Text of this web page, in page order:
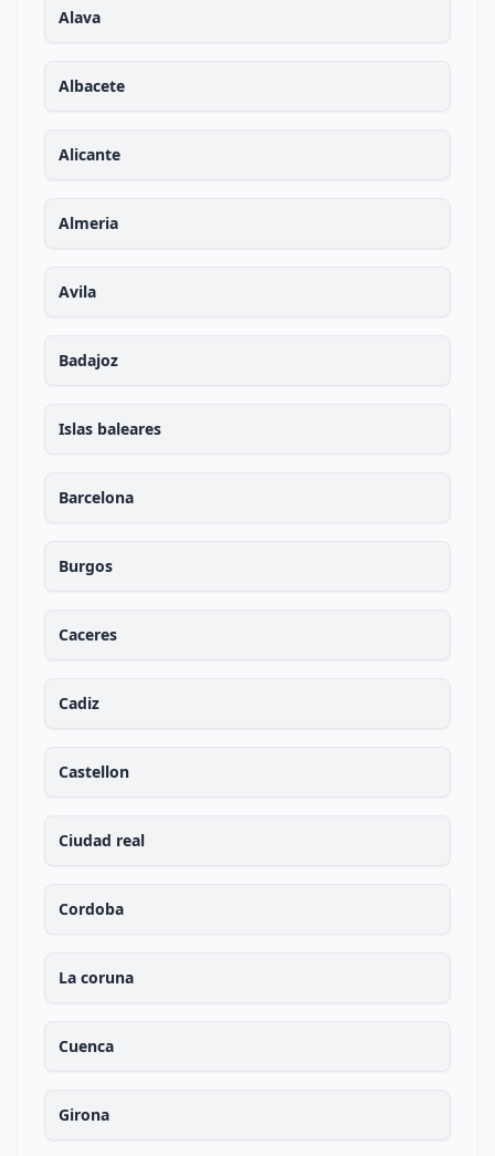
Alava
Albacete
Alicante
Almeria
Avila
Badajoz
Islas baleares
Barcelona
Burgos
Caceres
Cadiz
Castellon
Ciudad real
Cordoba
La coruna
Cuenca
Girona